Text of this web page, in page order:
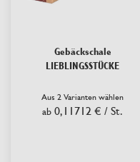
Gebäckschale
LIEBLINGSSTÜCKE
Aus 2 Varianten wählen
ab 0,11712 € / St.